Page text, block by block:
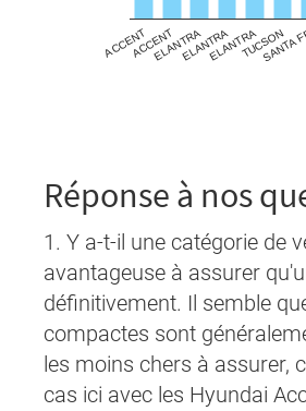
Réponse à nos
1. Y a-t-il une catégorie de
avantageuse à assurer
définitivement. Il semble
compactes sont
les moins chers à assurer,
cas ici avec les Hyundai